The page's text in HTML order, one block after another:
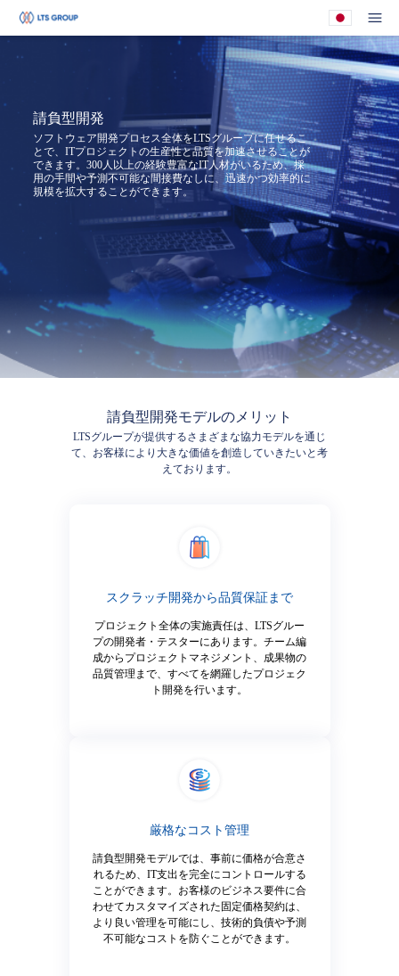
メ
あなたの会社
請負型開発
ソフトウェア開発プロセス全体をLTSグループに任せるこ
とで、ITプロジェクトの生産性と品質を加速させることが
できます。300人以上の経験豊富なIT人材がいるため、採
用の手間や予測不可能な間接費なしに、迅速かつ効率的に
規模を拡大することができます。
請負型開発モデルのメリット
LTSグループが提供するさまざまな協力モデルを通じ
て、お客様により大きな価値を創造していきたいと考
えております。
スクラッチ開発から品質保証まで
プロジェクト全体の実施責任は、LTSグルー
プの開発者・テスターにあります。チーム編
成からプロジェクトマネジメント、成果物の
品質管理まで、すべてを網羅したプロジェク
ト開発を行います。
厳格なコスト管理
請負型開発モデルでは、事前に価格が合意さ
れるため、IT支出を完全にコントロールする
ことができます。お客様のビジネス要件に合
わせてカスタマイズされた固定価格契約は、
より良い管理を可能にし、技術的負債や予測
不可能なコストを防ぐことができます。